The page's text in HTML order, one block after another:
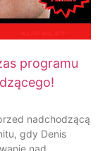
programu
nadchodzącą
gdy Denis
nad